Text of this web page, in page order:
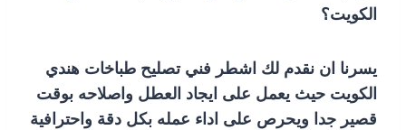
الكويت؟
يسرنا ان نقدم لك اشطر فني تصليح طباخات هندي
الكويت حيث يعمل على ايجاد العطل واصلاحه بوقت
قصير جدا ويحرص على اداء عمله بكل دقة واحترافية